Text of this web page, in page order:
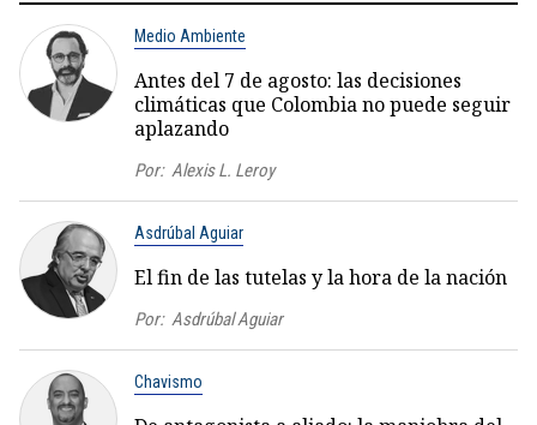
Medio Ambiente
Antes del 7 de agosto: las decisiones
climáticas que Colombia no puede seguir
aplazando
Por: Alexis L. Leroy
Asdrúbal Aguiar
El fin de las tutelas y la hora de la nación
Por: Asdrúbal Aguiar
Chavismo